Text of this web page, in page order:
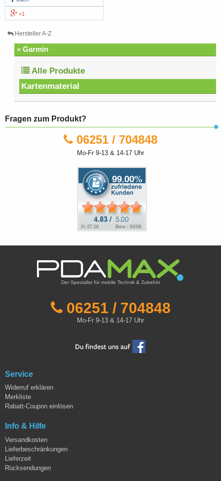
+1
Hersteller A-Z
» Garmin
Alle Produkte
Kartenmaterial
Fragen zum Produkt?
06251 / 704848
Mo-Fr 9-13 & 14-17 Uhr
Der Spezialist für mobile Technik & Zubehör
06251 / 704848
Mo-Fr 9-13 & 14-17 Uhr
Service
Widerruf erklären
Merkliste
Rabatt-Coupon einlösen
Info & Hilfe
Versandkosten
Lieferbeschränkungen
Lieferzeit
Rücksendungen